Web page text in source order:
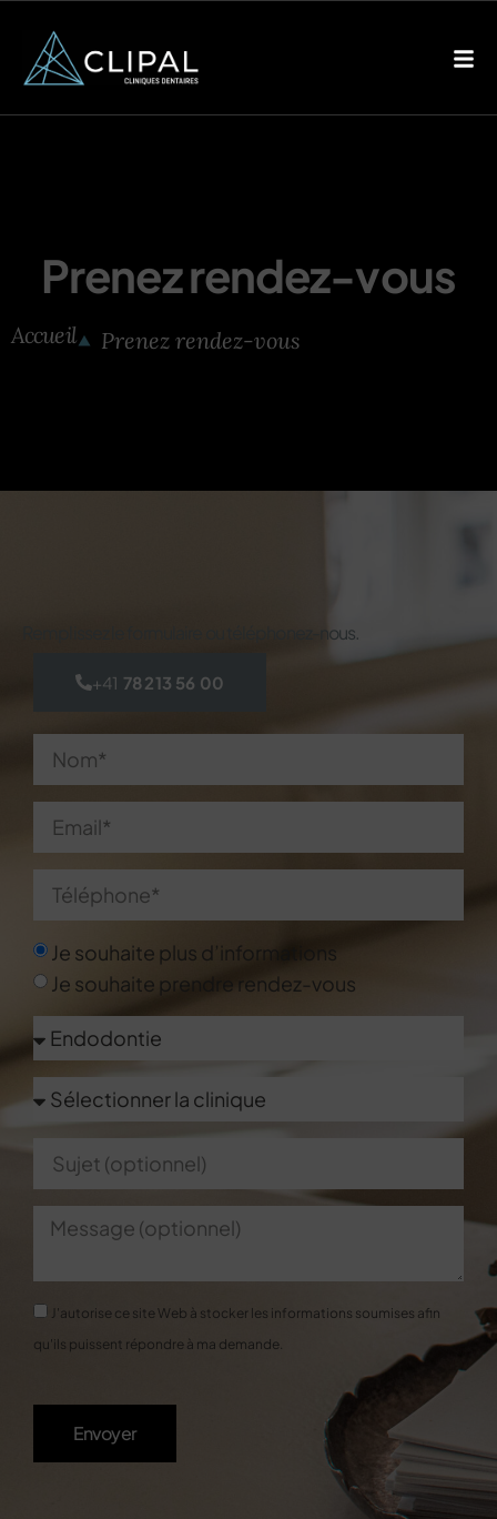
Prenez rendez-vous
Accueil Prenez rendez-vous
Remplissez le formulaire ou téléphonez-nous.
+41 78 213 56 00
Je souhaite plus d’informations
Je souhaite prendre rendez-vous
J'autorise ce site Web à stocker les informations soumises afin
qu'ils puissent répondre à ma demande.
Envoyer